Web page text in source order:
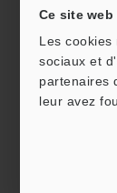
Ce site
Les
sociaux et
partenaires
leur avez